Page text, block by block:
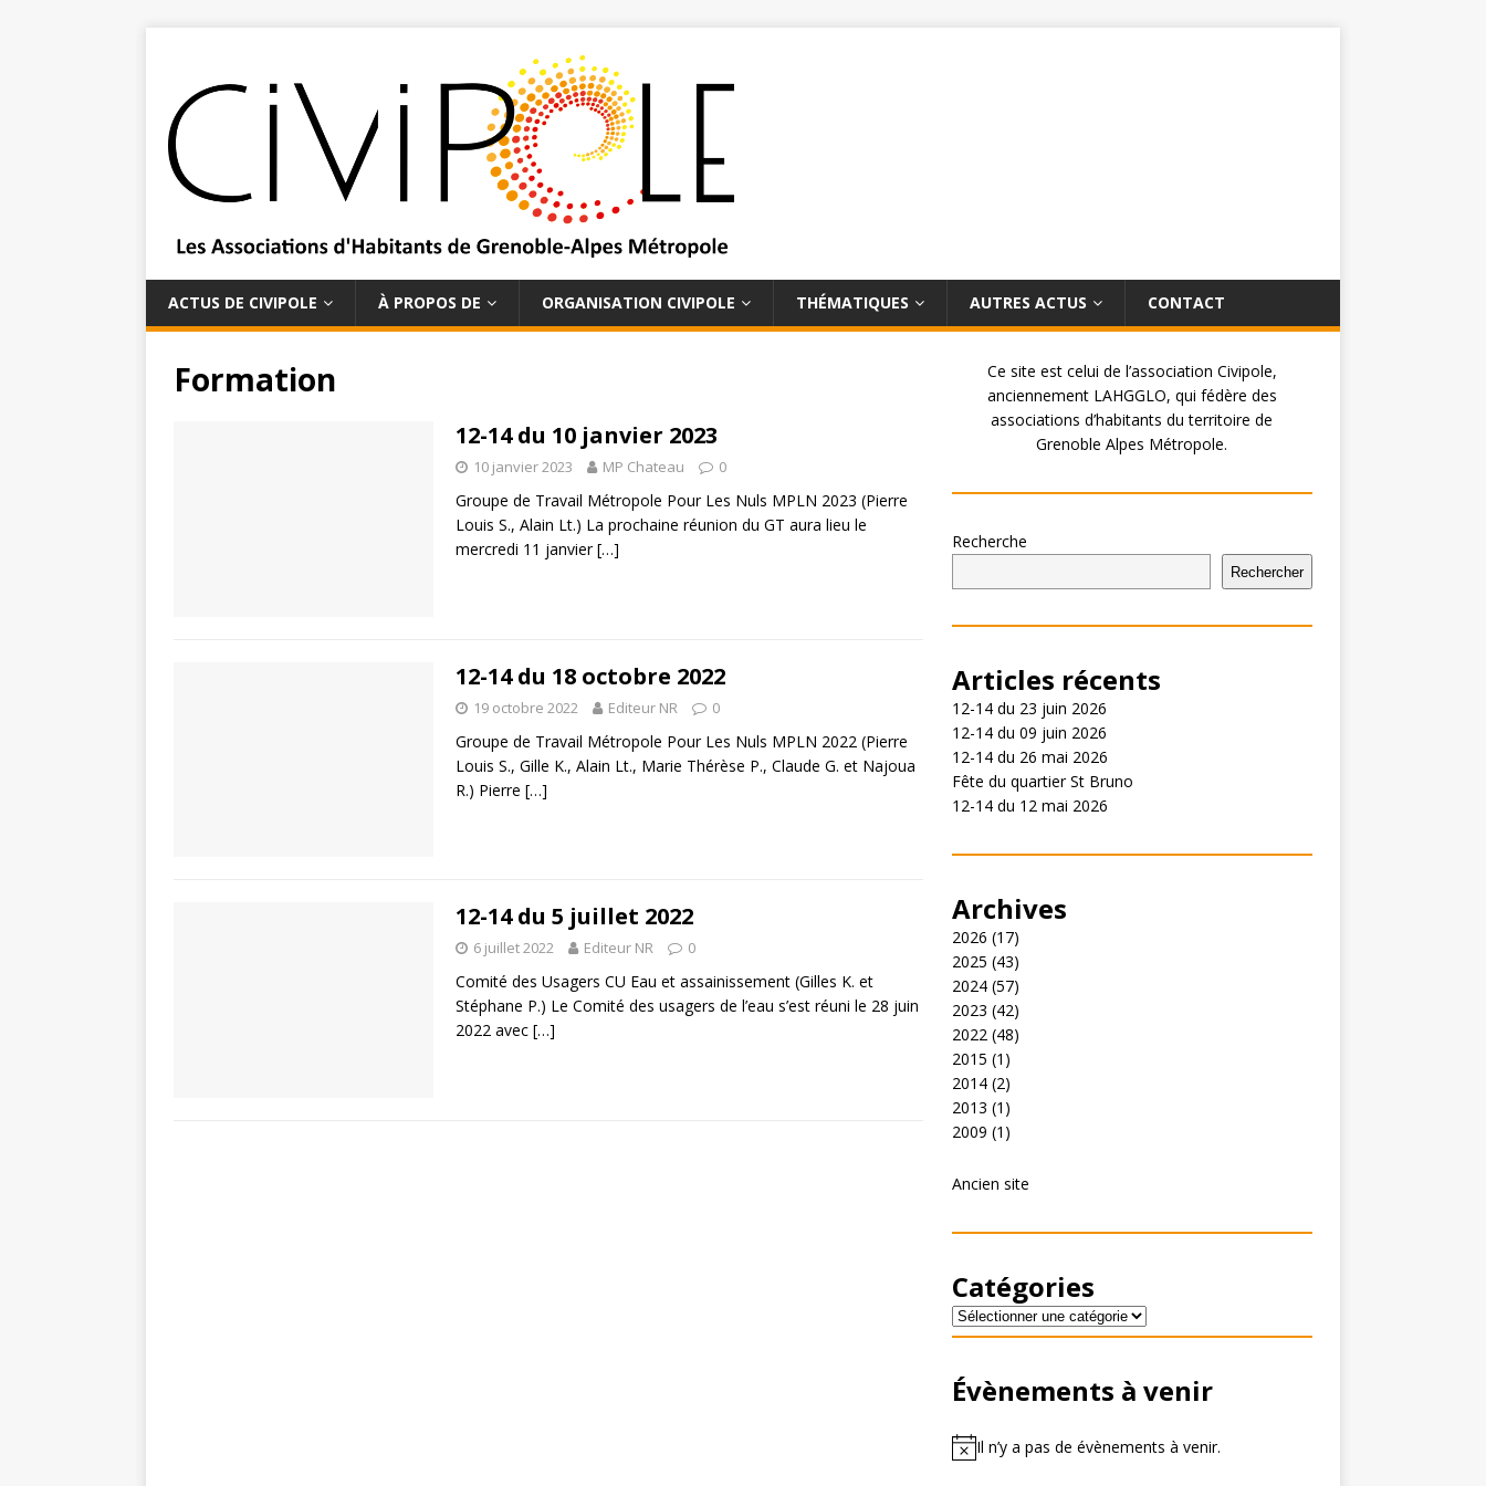
ACTUS DE CIVIPOLE À PROPOS DE ORGANISATION CIVIPOLE THÉMATIQUES AUTRES ACTUS CONTACT
Formation
12-14 du 10 janvier 2023
10 janvier 2023 MP Chateau 0
Groupe de Travail Métropole Pour Les Nuls MPLN 2023 (Pierre
Louis S., Alain Lt.) La prochaine réunion du GT aura lieu le
mercredi 11 janvier[…]
12-14 du 18 octobre 2022
19 octobre 2022 Editeur NR 0
Groupe de Travail Métropole Pour Les Nuls MPLN 2022 (Pierre
Louis S., Gille K., Alain Lt., Marie Thérèse P., Claude G. et Najoua
R.) Pierre […]
12-14 du 5 juillet 2022
6 juillet 2022 Editeur NR 0
Comité des Usagers CU Eau et assainissement (Gilles K. et
Stéphane P.) Le Comité des usagers de l’eau s’est réuni le 28 juin
2022 avec […]
Ce site est celui de l’association Civipole,
anciennement LAHGGLO, qui fédère des
associations d’habitants du territoire de
Grenoble Alpes Métropole.
Recherche
Rechercher
Articles récents
12-14 du 23 juin 2026
12-14 du 09 juin 2026
12-14 du 26 mai 2026
Fête du quartier St Bruno
12-14 du 12 mai 2026
Archives
2026 (17)
2025 (43)
2024(57)
2023 (42)
2022(48)
2015 (1)
2014(2)
2013 (1)
2009 (1)
Ancien site
Catégories
Évènements à venir
Il n’y a pas de évènements à venir.